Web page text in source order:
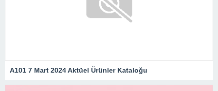
A101 7 Mart 2024 Aktüel Ürünler Kataloğu